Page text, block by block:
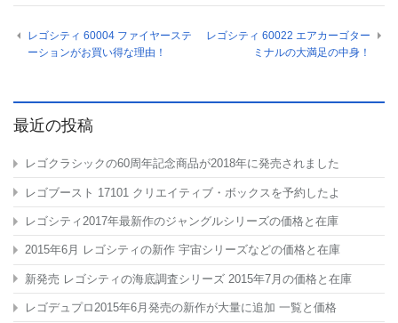
レゴシティ 60004 ファイヤーステ
ーションがお買い得な理由！
レゴシティ 60022 エアカーゴター
ミナルの大満足の中身！
最近の投稿
レゴクラシックの60周年記念商品が2018年に発売されました
レゴブースト 17101 クリエイティブ・ボックスを予約したよ
レゴシティ2017年最新作のジャングルシリーズの価格と在庫
2015年6月 レゴシティの新作 宇宙シリーズなどの価格と在庫
新発売 レゴシティの海底調査シリーズ 2015年7月の価格と在庫
レゴデュプロ2015年6月発売の新作が大量に追加 一覧と価格